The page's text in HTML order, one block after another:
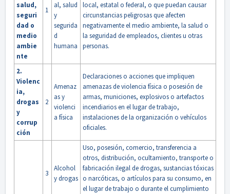
salud,
seguri
dad o
medio
ambie
nte
1
al, salud
y
segurida
d
humana
local, estatal o federal, o que puedan causar
circunstancias peligrosas que afecten
negativamente el medio ambiente, la salud o
la seguridad de empleados, clientes u otras
personas.
2.
Violenc
ia,
drogas
y
corrup
ción
2
Amenaz
as y
violenci
a física
Declaraciones o acciones que impliquen
amenazas de violencia física o posesión de
armas, municiones, explosivos o artefactos
incendiarios en el lugar de trabajo,
instalaciones de la organización o vehículos
oficiales.
3
Alcohol
y drogas
Uso, posesión, comercio, transferencia a
otros, distribución, ocultamiento, transporte o
fabricación ilegal de drogas, sustancias tóxicas
o narcóticas, o artículos para su consumo, en
el lugar de trabajo o durante el cumplimiento